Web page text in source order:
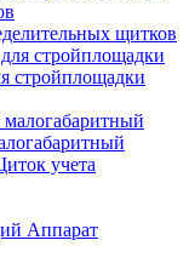
щитков
стройплощадки
учета
Аппарат